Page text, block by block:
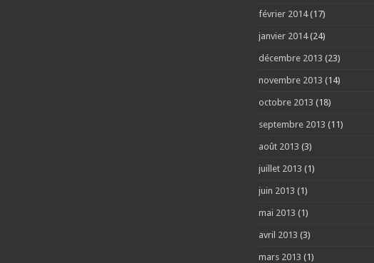
février 2014(17)
janvier 2014(24)
décembre 2013 (23)
novembre 2013 (14)
octobre 2013 (18)
septembre 2013 (11)
août 2013 (3)
juillet 2013 (1)
juin 2013 (1)
mai 2013 (1)
avril 2013 (3)
mars 2013 (1)